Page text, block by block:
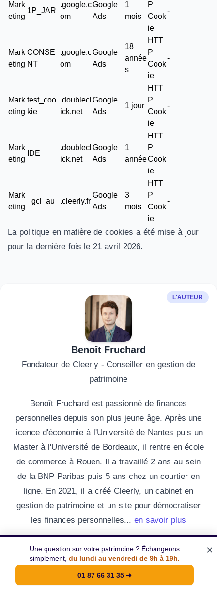
Mark
eting
1P_JAR
.google.c
om
Google
Ads
1
mois
P
Cook
ie
-
Mark
eting
CONSE
NT
.google.c
om
Google
Ads
18
année
s
HTT
P
Cook
ie
-
Mark
eting
test_coo
kie
.doublecl
ick.net
Google
Ads
1 jour
HTT
P
Cook
ie
-
Mark
eting
IDE
.doublecl
ick.net
Google
Ads
1
année
HTT
P
Cook
ie
-
Mark
eting
_gcl_au .cleerly.fr
Google
Ads
3
mois
HTT
P
Cook
ie
-
La politique en matière de cookies a été mise à jour
pour la dernière fois le 21 avril 2026.
L'AUTEUR
Benoît Fruchard
Fondateur de Cleerly - Conseiller en gestion de
patrimoine
Benoît Fruchard est passionné de finances
personnelles depuis son plus jeune âge. Après une
licence d'économie à l'Université de Nantes puis un
Master à l'Université de Bordeaux, il rentre en école
de commerce à Rouen. Il a travaillé 2 ans au sein
de la BNP Paribas puis 5 ans chez un courtier en
ligne. En 2021, il a créé Cleerly, un cabinet en
gestion de patrimoine et un site pour démocratiser
les finances personnelles... en savoir plus
Appeler Email LinkedIn
Une question sur votre patrimoine ? Échangeons
simplement, du lundi au vendredi de 9h à 19h.
01 87 66 31 35 ➜
×